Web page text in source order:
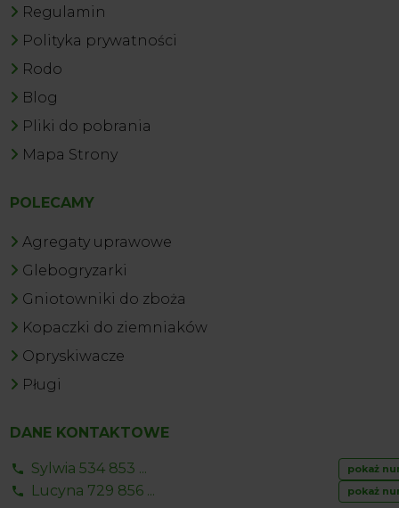
Regulamin
Polityka prywatności
Rodo
Blog
Pliki do pobrania
Mapa Strony
POLECAMY
Agregaty uprawowe
Glebogryzarki
Gniotowniki do zboża
Kopaczki do ziemniaków
Opryskiwacze
Pługi
DANE KONTAKTOWE
Sylwia 534 853 ... pokaż
Lucyna 729 856 ... pokaż